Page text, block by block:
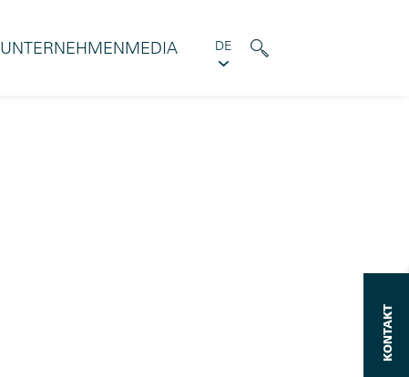
HTTPS://ECATALOG.RAFI-GROUP.COM/DE/DE/INDEX
UNTERNEHMENMEDIA DE
KONTAKT